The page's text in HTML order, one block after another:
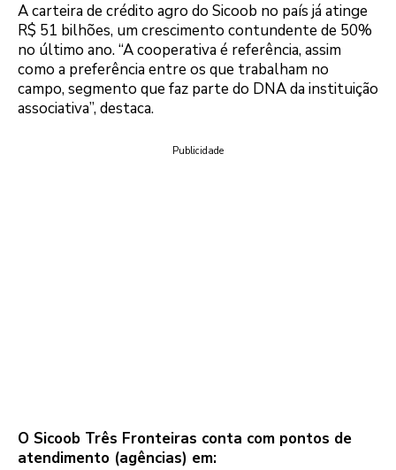
A carteira de crédito agro do Sicoob no país já atinge
R$ 51 bilhões, um crescimento contundente de 50%
no último ano. “A cooperativa é referência, assim
como a preferência entre os que trabalham no
campo, segmento que faz parte do DNA da instituição
associativa”, destaca.
Publicidade
O Sicoob Três Fronteiras conta com pontos de
atendimento (agências) em: